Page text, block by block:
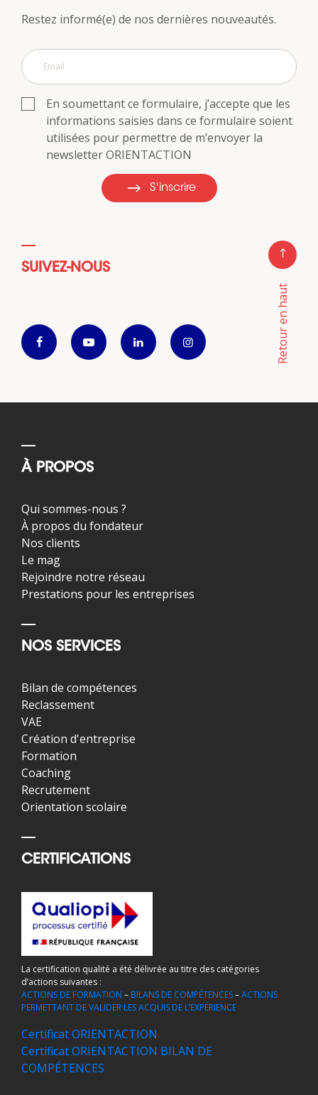
Restez informé(e) de nos dernières nouveautés.
En soumettant ce formulaire, j’accepte que les
informations saisies dans ce formulaire soient
utilisées pour permettre de m’envoyer la
newsletter ORIENTACTION
S'inscrire
SUIVEZ-NOUS
Retour en haut
À PROPOS
Qui sommes-nous ?
À propos du fondateur
Nos clients
Le mag
Rejoindre notre réseau
Prestations pour les entreprises
NOS SERVICES
Bilan de compétences
Reclassement
VAE
Création d'entreprise
Formation
Coaching
Recrutement
Orientation scolaire
CERTIFICATIONS
La certification qualité a été délivrée au titre des catégories
d’actions suivantes :
ACTIONS DE FORMATION – BILANS DE COMPÉTENCES–ACTIONS
PERMETTANT DE VALIDER LES ACQUIS DE L’EXPÉRIENCE
Certificat ORIENTACTION
Certificat ORIENTACTION BILAN DE
COMPÉTENCES